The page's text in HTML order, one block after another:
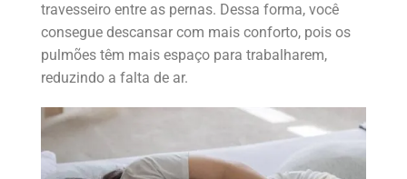
travesseiro entre as pernas. Dessa forma, você
consegue descansar com mais conforto, pois os
pulmões têm mais espaço para trabalharem,
reduzindo a falta de ar.